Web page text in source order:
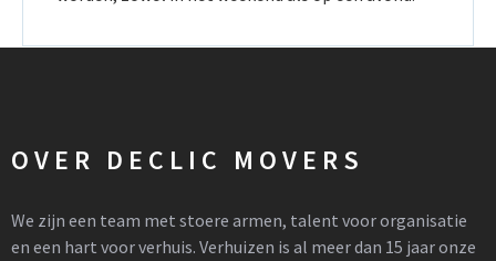
OVER DECLIC MOVERS
We zijn een team met stoere armen, talent voor organisatie
en een hart voor verhuis. Verhuizen is al meer dan 15 jaar onze